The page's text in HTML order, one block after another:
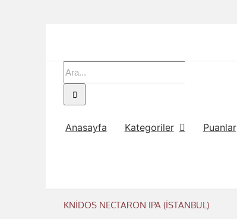
Ara:
Anasayfa Kategoriler Puanlar
KNİDOS NECTARON IPA (İSTANBUL)